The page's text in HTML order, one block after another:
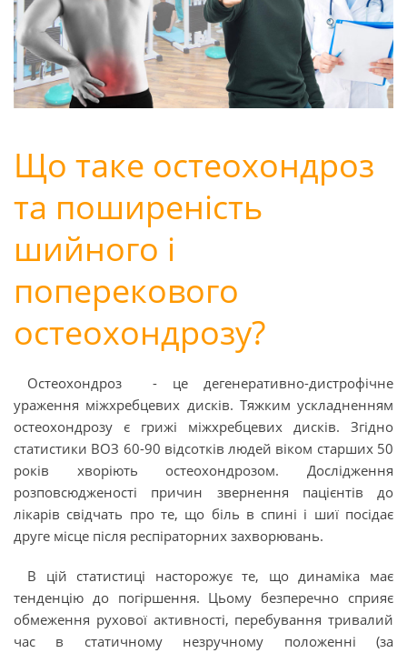
Що таке остеохондроз
та поширеність
шийного і
поперекового
остеохондрозу?
Остеохондроз - це дегенеративно-дистрофічне
ураження міжхребцевих дисків. Тяжким ускладненням
остеохондрозу є грижі міжхребцевих дисків. Згідно
статистики ВОЗ 60-90 відсотків людей віком старших 50
років хворіють остеохондрозом. Дослідження
розповсюдженості причин звернення пацієнтів до
лікарів свідчать про те, що біль в спині і шиї посідає
друге місце після респіраторних захворювань.
В цій статистиці насторожує те, що динаміка має
тенденцію до погіршення. Цьому безперечно сприяє
обмеження рухової активності, перебування тривалий
час в статичному незручному положенні (за